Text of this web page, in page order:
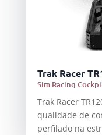
Trak Racer
Sim Racing
Trak Racer
qualidade de
perfilado na